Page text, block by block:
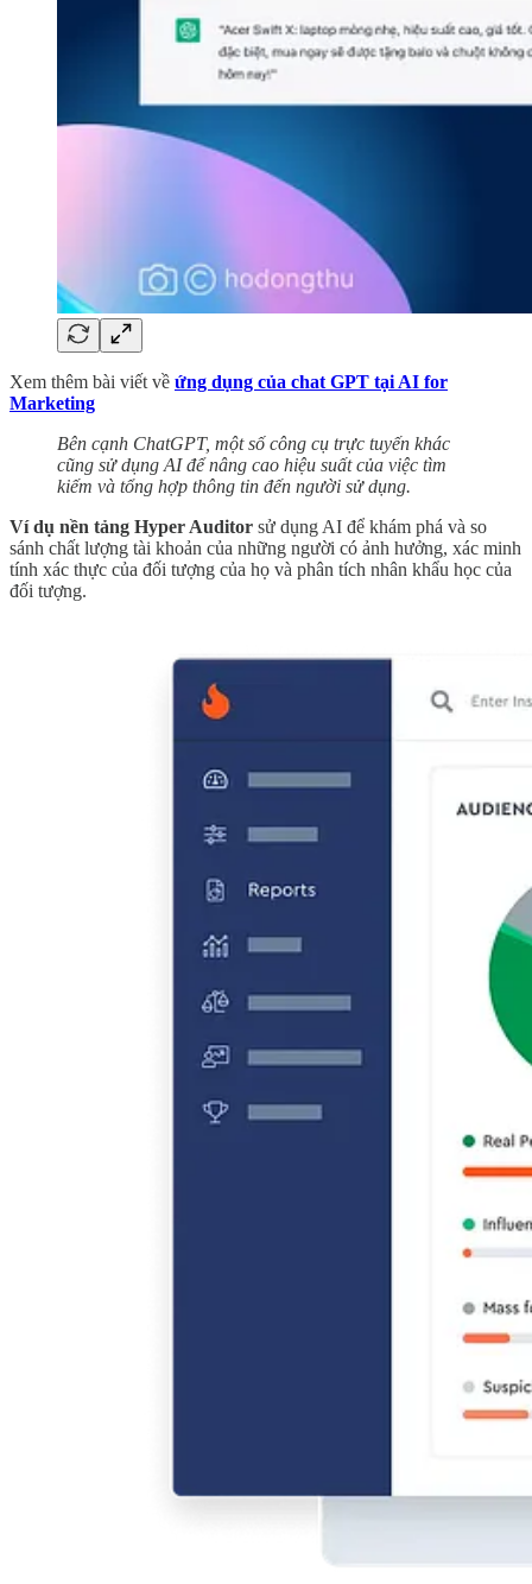
Xem thêm bài viết về ứng dụng của chat GPT tại AI for
Marketing
Bên cạnh ChatGPT, một số công cụ trực tuyến khác
cũng sử dụng AI để nâng cao hiệu suất của việc tìm
kiếm và tổng hợp thông tin đến người sử dụng.
Ví dụ nền tảng Hyper Auditor sử dụng AI để khám phá và so
sánh chất lượng tài khoản của những người có ảnh hưởng, xác minh
tính xác thực của đối tượng của họ và phân tích nhân khẩu học của
đối tượng.